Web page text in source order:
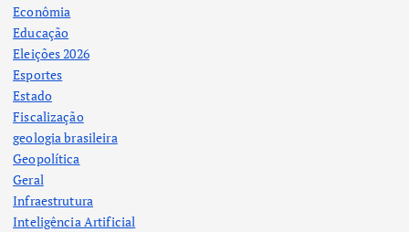
Econômia
Educação
Eleições 2026
Esportes
Estado
Fiscalização
geologia brasileira
Geopolítica
Geral
Infraestrutura
Inteligência Artificial